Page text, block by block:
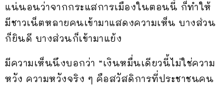
แน่นอนว่าจากกระแสการเมืองในตอนนี้ ก็ทำให้
มีชาวเน็ตหลายคนเข้ามาแสดงความเห็น บางส่วน
ก็ยินดี บางส่วนก็เข้ามาแย้ง
มีความเห็นนึงบอกว่า “เงินหมื่นเดียวนี้ไม่ใช่ความ
หวัง ความหวังจริง ๆ คือสวัสดิการที่ประชาชนคน